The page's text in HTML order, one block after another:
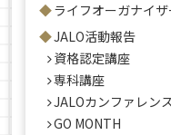
ライフオーガナイ
JALO活動報告
資格認定講座
専科講座
JALOカンファレン
GO MONTH